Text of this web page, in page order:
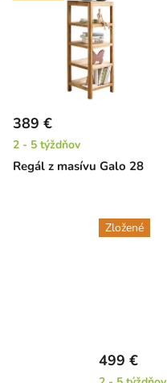
Regál z masívu Galo 28
389 €
2 - 5 týždňov
Zložené
499 €